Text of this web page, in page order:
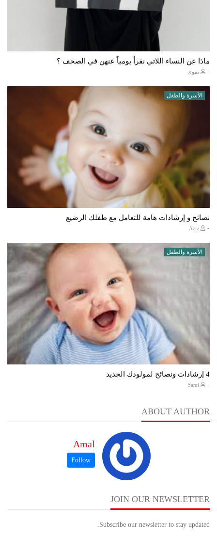
ماذا عن النساء اللاتي نقرأ يومياً عنهن في الصحف ؟
- تقوى
الأسرة والطفل
نصائح و إرشادات هامة للتعامل مع طفلك الرضيع
-
الأسرة والطفل
4 إرشادات ونصائح لمولودك الجديد
-
ABOUT AUTHOR
Amal
JOIN OUR NEWSLETTER
Subscribe our newsletter to stay updated.